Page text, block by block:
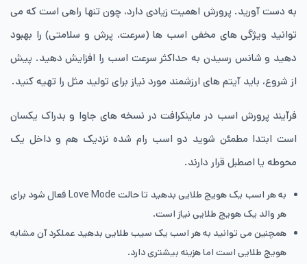
به دست آورید. پرورش اهمیت زیادی دارد، چون تنها راهی است که می
توانید ویژگی های مخفی اسب ها (سرعت، پرش و سلامتی) را بهبود
دهید و شانس رسیدن به حداکثر سرعت اسب را افزایش دهید. پیش
از شروع، باید آیتم های ارزشمند مورد نیاز برای تولید مثل را تهیه کنید.
فرآیند پرورش اسب در ماینکرافت در نسخه های جاوا و بدراک یکسان
است ابتدا مطمئن شوید دو اسب رام ‌شده نزدیک هم و داخل یک
محوطه یا اصطبل قرار دارند.
به هر اسب یک هویج طلایی بدهید تا حالت Love Mode فعال شود برای
هر والد یک هویج طلایی نیاز است.
همچنین می توانید به هر اسب یک سیب طلایی بدهید عملکرد آن مشابه
هویج طلایی است اما هزینه بیشتری دارد.